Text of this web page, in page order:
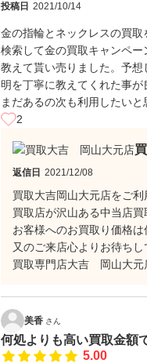
投稿日 2021/10/14
金の指輪とネックレスの買取
検索して金の買取キャンペ
教えて貰い売りました。予
明を丁寧に教えてくれた事が
まだあるの次も利用したいと
2
返信日 2021/12/08
買取大吉岡山大元店をご利
買取店が沢山ある中当店
お客様へのお買取り価格
又のご来店心よりお待ちし
買取専門店大吉 岡山大元
美香 さん
何処よりも高い買取金額
5.00